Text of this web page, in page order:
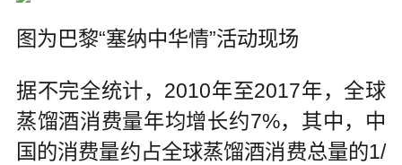
图为巴黎“塞纳中华情”活动现场
据不完全统计，2010年至2017年，全球
蒸馏酒消费量年均增长约7%，其中，中
国的消费量约占全球蒸馏酒消费总量的1/